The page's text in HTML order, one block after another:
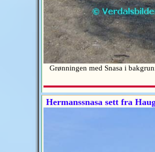
Grønningen med Snasa i
Hermanssnasa sett fra